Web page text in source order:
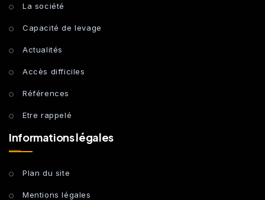
La société
Capacité de levage
Actualités
Accès difficiles
Références
Etre rappelé
Informations légales
Plan du site
Mentions légales